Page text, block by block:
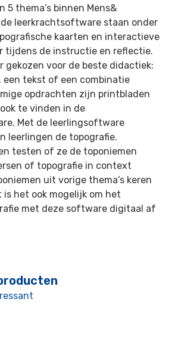
5 thema’s binnen Mens&
leerkrachtsoftware staan onder
kaarten en interactieve
tijdens de instructie en reflectie.
gekozen voor de beste didactiek:
een tekst of een combinatie
opdrachten zijn printbladen
te vinden in de
Met de leerlingsoftware
leerlingen de topografie.
testen of ze de toponiemen
of topografie in context
uit vorige thema’s keren
is het ook mogelijk om het
met deze software digitaal af